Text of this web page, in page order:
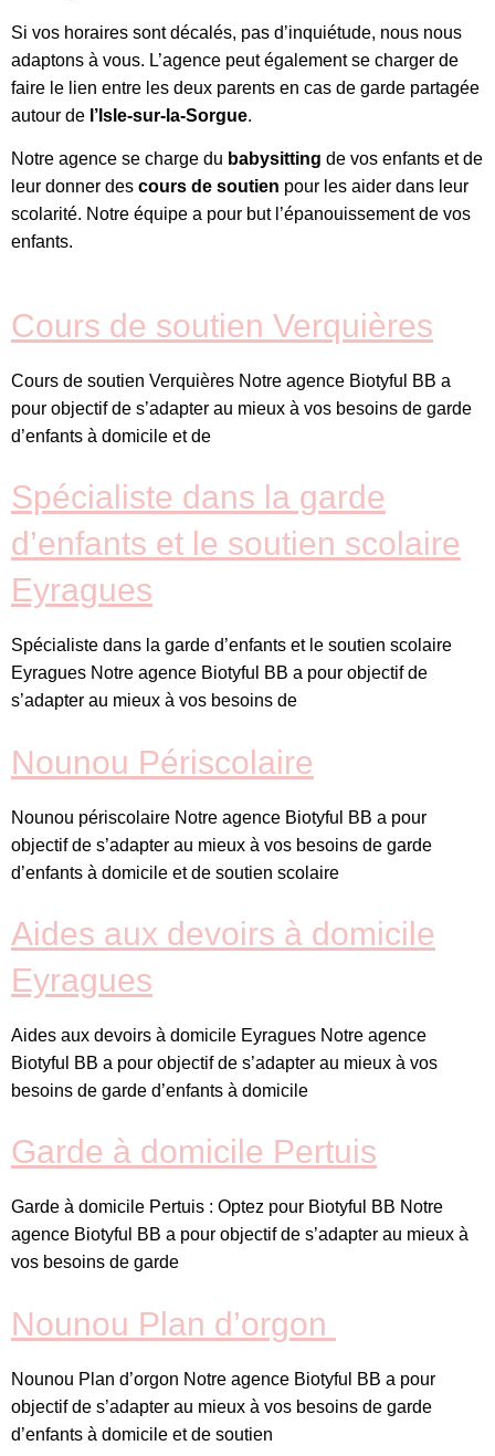
Si vos horaires sont décalés, pas d’inquiétude, nous nous
adaptons à vous. L’agence peut également se charger de
faire le lien entre les deux parents en cas de garde partagée
autour de l’Isle-sur-la-Sorgue.
Notre agence se charge du babysitting de vos enfants et de
leur donner des cours de soutien pour les aider dans leur
scolarité. Notre équipe a pour but l’épanouissement de vos
enfants.
Cours de soutien Verquières
Cours de soutien Verquières Notre agence Biotyful BB a
pour objectif de s’adapter au mieux à vos besoins de garde
d’enfants à domicile et de
Spécialiste dans la garde
d’enfants et le soutien scolaire
Eyragues
Spécialiste dans la garde d’enfants et le soutien scolaire
Eyragues Notre agence Biotyful BB a pour objectif de
s’adapter au mieux à vos besoins de
Nounou Périscolaire
Nounou périscolaire Notre agence Biotyful BB a pour
objectif de s’adapter au mieux à vos besoins de garde
d’enfants à domicile et de soutien scolaire
Aides aux devoirs à domicile
Eyragues
Aides aux devoirs à domicile Eyragues Notre agence
Biotyful BB a pour objectif de s’adapter au mieux à vos
besoins de garde d’enfants à domicile
Garde à domicile Pertuis
Garde à domicile Pertuis : Optez pour Biotyful BB Notre
agence Biotyful BB a pour objectif de s’adapter au mieux à
vos besoins de garde
Nounou Plan d’orgon
Nounou Plan d’orgon Notre agence Biotyful BB a pour
objectif de s’adapter au mieux à vos besoins de garde
d’enfants à domicile et de soutien